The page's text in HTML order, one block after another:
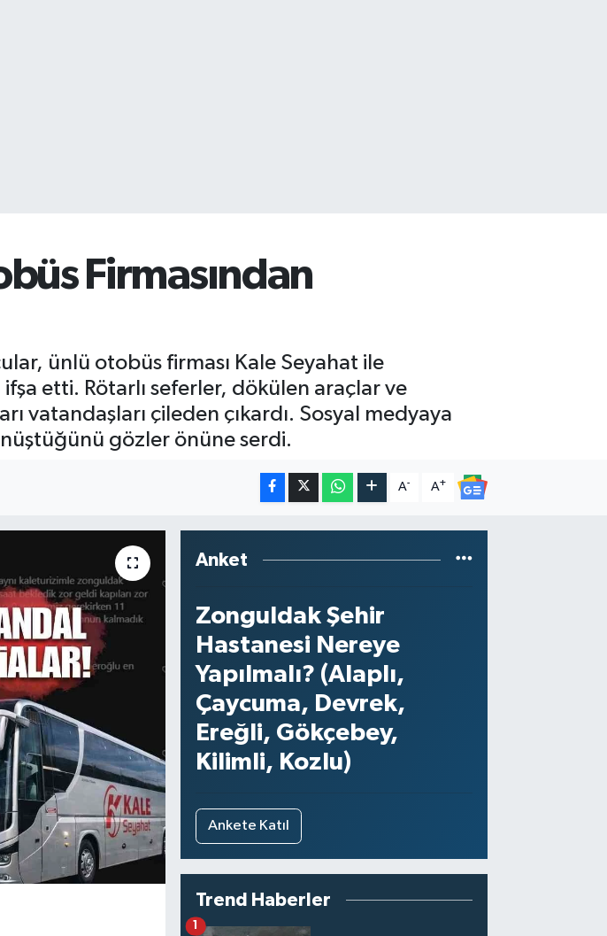
Firmasından
ünlü otobüs firması Kale Seyahat ile
etti. Rötarlı seferler, dökülen araçlar ve
vatandaşları çileden çıkardı. Sosyal medyaya
gözler önüne serdi.
A- A+
Anket
Zonguldak Şehir
Hastanesi Nereye
Yapılmalı? (Alaplı,
Çaycuma, Devrek,
Ereğli, Gökçebey,
Kilimli, Kozlu)
Ankete Katıl
Trend Haberler
1